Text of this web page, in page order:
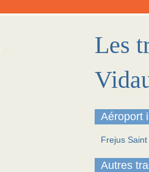
Les
Aéroport
Frejus
Autres